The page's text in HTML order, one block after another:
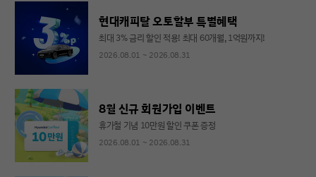
현대캐피탈 오토할부 특별혜택
최대 3% 금리 할인 적용! 최대 60개월, 1억원까지!
2026.08.01 ~ 2026.08.31
8월 신규 회원가입 이벤트
휴가철 기념 10만원 할인 쿠폰 증정
2026.08.01 ~ 2026.08.31